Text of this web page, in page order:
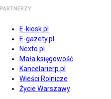
PARTNERZY
E-kiosk.pl
E-gazety.pl
Nexto.pl
Mała księgowość
Kancelarierp.pl
Wieści Rolnicze
Życie Warszawy